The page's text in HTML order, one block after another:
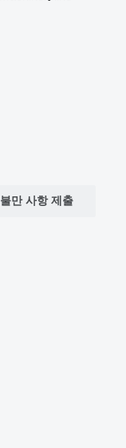
불만 사항 제출